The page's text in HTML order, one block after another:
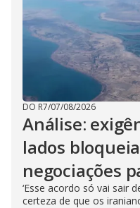
DO R7/07/08/2026
Análise:
lados
negociações
‘Esse acordo só vai sair
certeza de que os